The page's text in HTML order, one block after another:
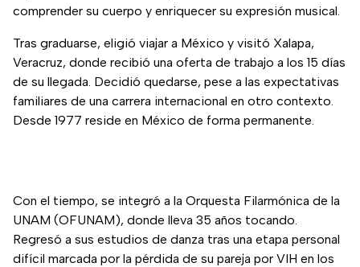
comprender su cuerpo y enriquecer su expresión musical.
Tras graduarse, eligió viajar a México y visitó Xalapa,
Veracruz, donde recibió una oferta de trabajo a los 15 días
de su llegada. Decidió quedarse, pese a las expectativas
familiares de una carrera internacional en otro contexto.
Desde 1977 reside en México de forma permanente.
Con el tiempo, se integró a la Orquesta Filarmónica de la
UNAM (OFUNAM), donde lleva 35 años tocando.
Regresó a sus estudios de danza tras una etapa personal
difícil marcada por la pérdida de su pareja por VIH en los